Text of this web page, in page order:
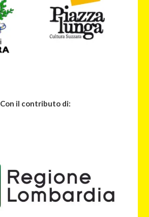
Con il contributo di: